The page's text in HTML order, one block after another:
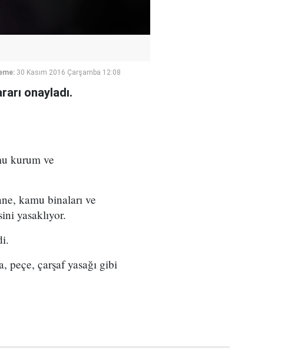
30 Kasım 2016 Çarşamba 12:08
onayladı.
kurum ve
kamu binaları ve
yasaklıyor.
peçe, çarşaf yasağı gibi